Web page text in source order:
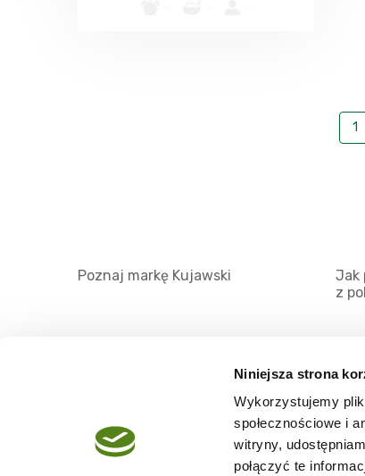
Niniejsza strona
Wykorzystujemy
społecznościowe i
witryny,
połączyć te
1
Poznaj markę Kujawski
Jak
z
Regulamin